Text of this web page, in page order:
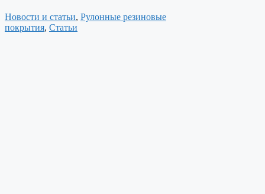
Новости и статьи, Рулонные резиновые
покрытия, Статьи